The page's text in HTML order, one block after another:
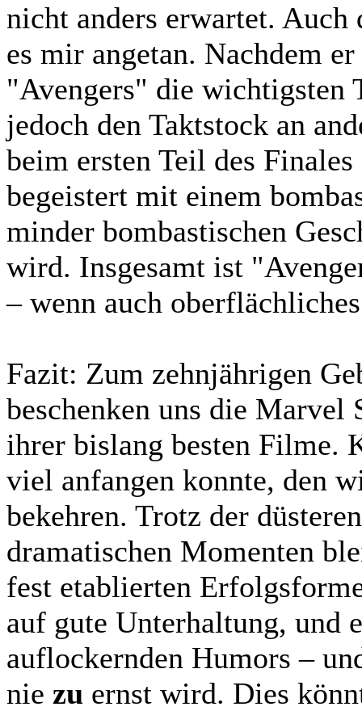
nicht anders erwartet.
es mir angetan. Nachdem
"Avengers" die wichtigsten
jedoch den Taktstock an
beim ersten Teil des
begeistert mit einem
minder bombastischen
wird. Insgesamt ist
– wenn auch
Fazit: Zum zehnjährigen
beschenken uns die Marvel
ihrer bislang besten Filme.
viel anfangen konnte, den
bekehren. Trotz der
dramatischen Momenten
fest etablierten
auf gute Unterhaltung, und
auflockernden Humors –
nie zu ernst wird. Dies